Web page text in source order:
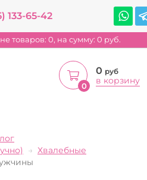
133-65-42
товаров: 0, на сумму: 0 руб.
0
0 руб
в корзину
Хвалебные